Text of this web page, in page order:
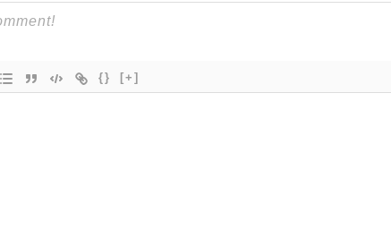
{} [+]